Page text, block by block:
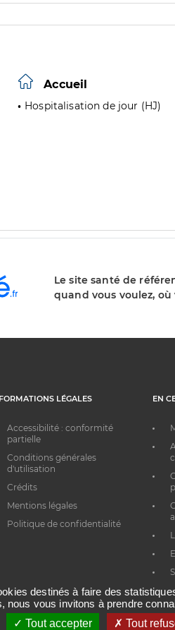
Accueil
Hospitalisation de jour (HJ)
Le site santé de
quand vous voulez, où
LÉGALES
Accessibilité : conformité
partielle
Conditions générales
d'utilisation
Crédits
Mentions légales
Politique de confidentialité
EN
destinés à faire des
vous invitons à prendre
Tout accepter
Tout